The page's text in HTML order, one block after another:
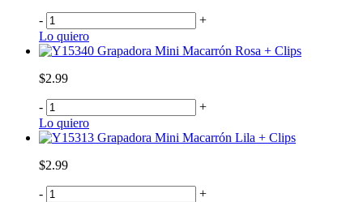
-
+
Lo quiero
Grapadora Mini Macarrón Rosa + Clips
$2.99
-
+
Lo quiero
Grapadora Mini Macarrón Lila + Clips
$2.99
-
+